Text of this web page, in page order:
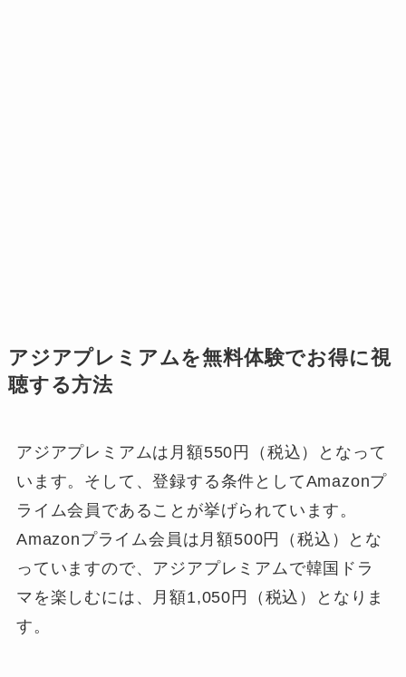
アジアプレミアムを無料体験でお得に視
聴する方法
アジアプレミアムは月額550円（税込）となって
います。そして、登録する条件としてAmazonプ
ライム会員であることが挙げられています。
Amazonプライム会員は月額500円（税込）とな
っていますので、アジアプレミアムで韓国ドラ
マを楽しむには、月額1,050円（税込）となりま
す。